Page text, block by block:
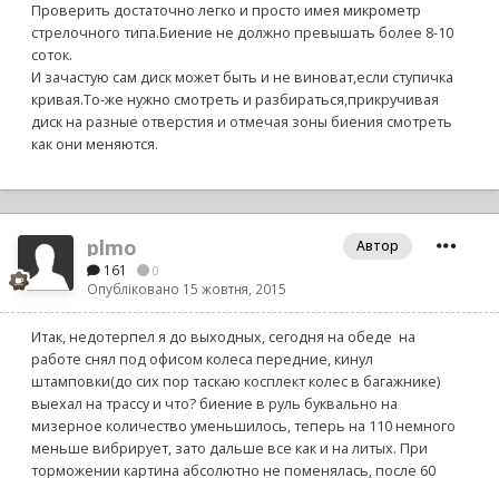
Проверить достаточно легко и просто имея микрометр
стрелочного типа.Биение не должно превышать более 8-10
соток.
И зачастую сам диск может быть и не виноват,если ступичка
кривая.То-же нужно смотреть и разбираться,прикручивая
диск на разные отверстия и отмечая зоны биения смотреть
как они меняются.
plmo
161 0
Опубліковано 15 жовтня, 2015
Автор
Итак, недотерпел я до выходных, сегодня на обеде на
работе снял под офисом колеса передние, кинул
штамповки(до сих пор таскаю косплект колес в багажнике)
выехал на трассу и что? биение в руль буквально на
мизерное количество уменьшилось, теперь на 110 немного
меньше вибрирует, зато дальше все как и на литых. При
торможении картина абсолютно не поменялась, после 60